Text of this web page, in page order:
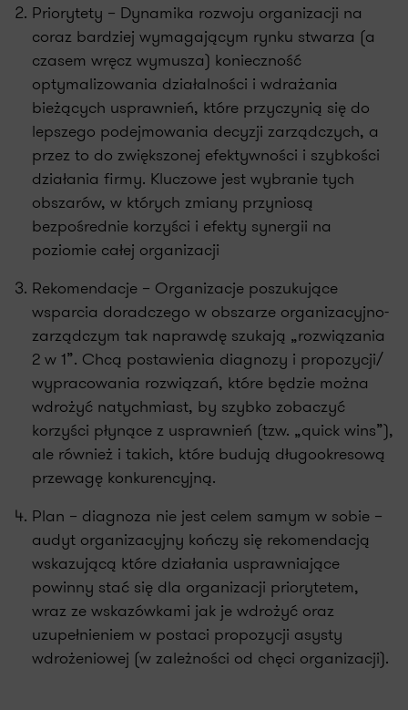
Priorytety – Dynamika rozwoju organizacji na
coraz bardziej wymagającym rynku stwarza (a
czasem wręcz wymusza) konieczność
optymalizowania działalności i wdrażania
bieżących usprawnień, które przyczynią się do
lepszego podejmowania decyzji zarządczych, a
przez to do zwiększonej efektywności i szybkości
działania firmy. Kluczowe jest wybranie tych
obszarów, w których zmiany przyniosą
bezpośrednie korzyści i efekty synergii na
poziomie całej organizacji
Rekomendacje – Organizacje poszukujące
wsparcia doradczego w obszarze organizacyjno-
zarządczym tak naprawdę szukają „rozwiązania
2 w 1”. Chcą postawienia diagnozy i propozycji/
wypracowania rozwiązań, które będzie można
wdrożyć natychmiast, by szybko zobaczyć
korzyści płynące z usprawnień (tzw. „quick wins”),
ale również i takich, które budują długookresową
przewagę konkurencyjną.
Plan – diagnoza nie jest celem samym w sobie –
audyt organizacyjny kończy się rekomendacją
wskazującą które działania usprawniające
powinny stać się dla organizacji priorytetem,
wraz ze wskazówkami jak je wdrożyć oraz
uzupełnieniem w postaci propozycji asysty
wdrożeniowej (w zależności od chęci organizacji).